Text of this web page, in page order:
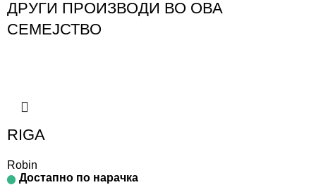
ДРУГИ ПРОИЗВОДИ ВО ОВА
СЕМЕЈСТВО
RIGA
Robin
Достапно по нарачка